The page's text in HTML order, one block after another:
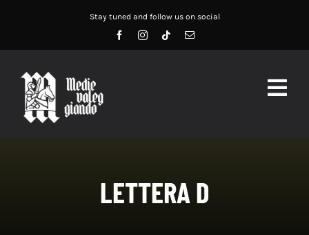
contenuto
Stay tuned and follow us on social
LETTERA D